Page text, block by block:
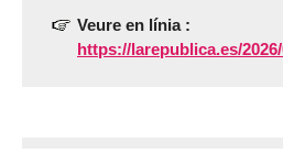
Veure en línia :
https://larepublica.es/